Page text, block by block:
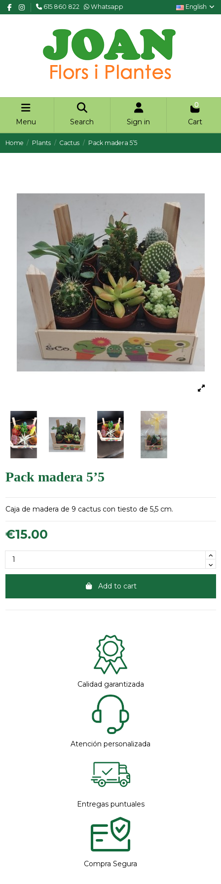
615 860 822 Whatsapp English
Menu Search Sign in
0
Cart
Home Plants Cactus Pack madera 5’5
Pack madera 5’5
Caja de madera de 9 cactus con tiesto de 5,5 cm.
€15.00
Add to cart
Calidad garantizada
Atención personalizada
Entregas puntuales
Compra Segura